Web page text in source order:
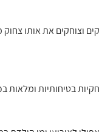
בטיחותיות ומלאות